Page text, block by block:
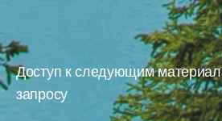
Доступ к следующим
запросу